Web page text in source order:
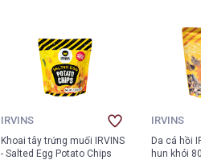
IRVINS
Khoai tây trứng muối IRVINS
- Salted Egg Potato Chips
IRVINS
Da cá hồi
hun khói